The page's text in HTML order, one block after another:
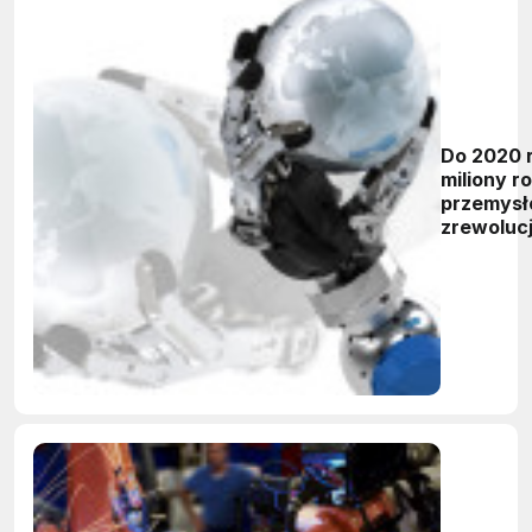
Do 2020
miliony